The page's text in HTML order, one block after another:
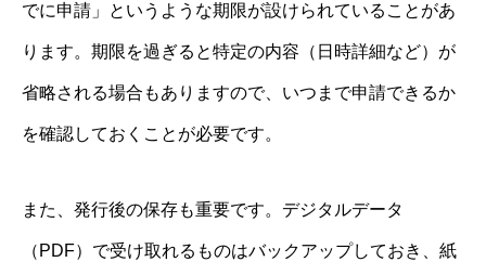
でに申請」というような期限が設けられていることがあ
ります。期限を過ぎると特定の内容（日時詳細など）が
省略される場合もありますので、いつまで申請できるか
を確認しておくことが必要です。
また、発行後の保存も重要です。デジタルデータ
（PDF）で受け取れるものはバックアップしておき、紙